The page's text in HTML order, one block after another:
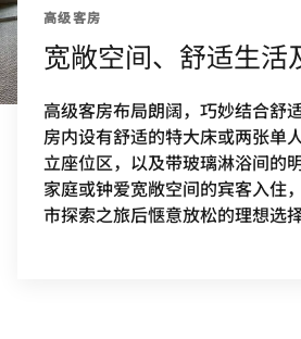
高级客房
宽敞空间、舒适生活
高级客房布局朗阔，巧妙结合舒
房内设有舒适的特大床或两张单
立座位区，以及带玻璃淋浴间的
家庭或钟爱宽敞空间的宾客入住
市探索之旅后惬意放松的理想选择